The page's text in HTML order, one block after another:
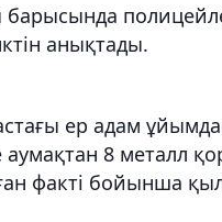
барысында
анықтады.
ер адам
аумақтан 8 металл
факті бойынша